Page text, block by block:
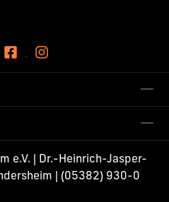
e.V. | Dr.-Heinrich-Jasper-
| (05382) 930-0